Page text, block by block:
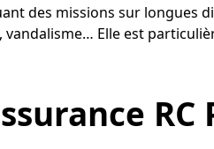
des missions sur longues
Elle est
RC